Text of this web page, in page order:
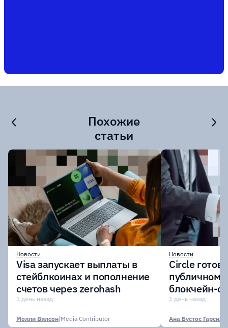
Похожие
статьи
Новости
Visa запускает выплаты в
стейблкоинах и пополнение
счетов через zerohash
1 день назад
Молли Вилсон|Media Contributor
Новости
Circle
публичному
блокчейн-
участии
1 день назад
Ана Бустос Гарсия